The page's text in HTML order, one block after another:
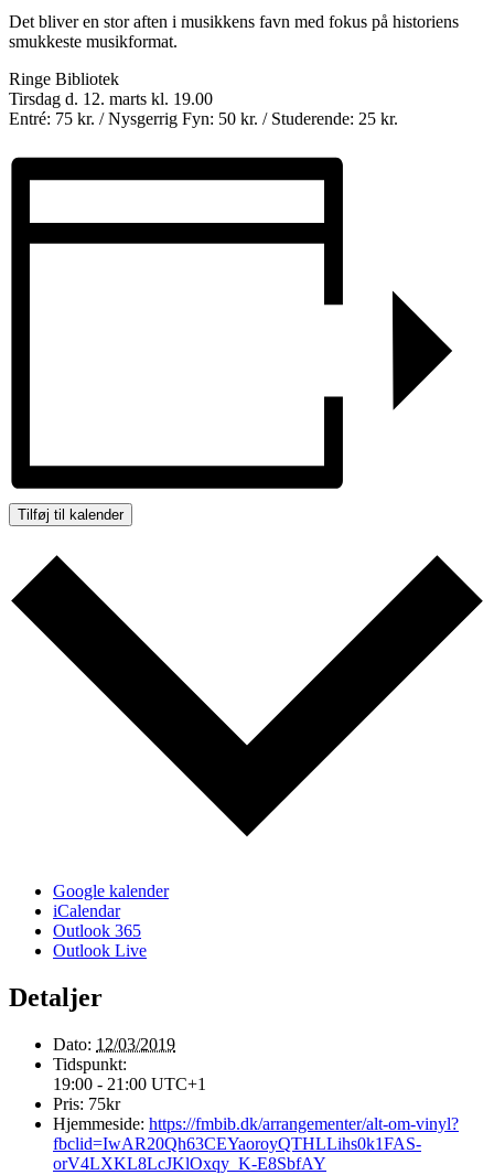
Det bliver en stor aften i musikkens favn med fokus på historiens
smukkeste musikformat.
Ringe Bibliotek
Tirsdag d. 12. marts kl. 19.00
Entré: 75 kr. / Nysgerrig Fyn: 50 kr. / Studerende: 25 kr.
Tilføj til kalender
Google kalender
iCalendar
Outlook 365
Outlook Live
Detaljer
Dato: 12/03/2019
Tidspunkt:
19:00 - 21:00 UTC+1
Pris: 75kr
Hjemmeside: https://fmbib.dk/arrangementer/alt-om-vinyl?
fbclid=IwAR20Qh63CEYaoroyQTHLLihs0k1FAS-
orV4LXKL8LcJKlOxqy_K-E8SbfAY